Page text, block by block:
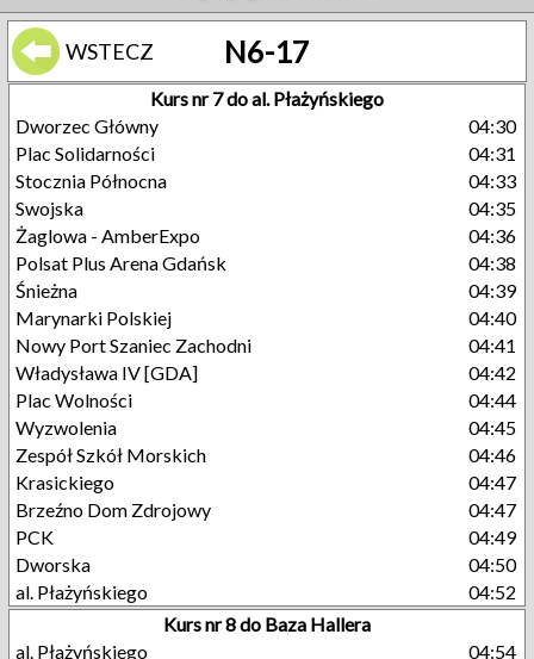
WSTECZ N6-17
Kurs nr 7 do al. Płażyńskiego
Dworzec Główny
04:30
Plac Solidarności
04:31
Stocznia Północna
04:33
Swojska
04:35
Żaglowa - AmberExpo
04:36
Polsat Plus Arena Gdańsk
04:38
Śnieżna
04:39
Marynarki Polskiej
04:40
Nowy Port Szaniec Zachodni
04:41
Władysława IV [GDA]
04:42
Plac Wolności
04:44
Wyzwolenia
04:45
Zespół Szkół Morskich
04:46
Krasickiego
04:47
Brzeźno Dom Zdrojowy
04:47
PCK
04:49
Dworska
04:50
al. Płażyńskiego
04:52
Kurs nr 8 do Baza Hallera
al. Płażyńskiego
04:54